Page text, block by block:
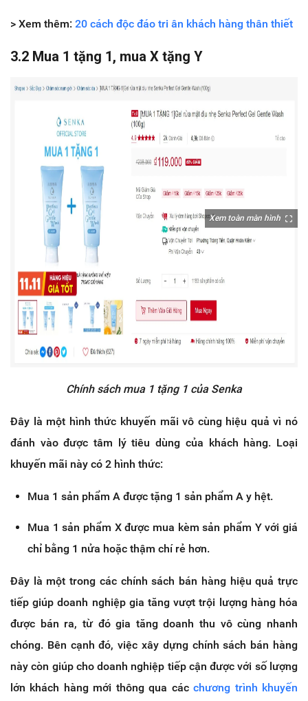
> Xem thêm: 20 cách độc đáo tri ân khách hàng thân thiết
3.2 Mua 1 tặng 1, mua X tặng Y
Xem toàn màn hình
Chính sách mua 1 tặng 1 của Senka
Đây là một hình thức khuyến mãi vô cùng hiệu quả vì nó
đánh vào được tâm lý tiêu dùng của khách hàng. Loại
khuyến mãi này có 2 hình thức:
Mua 1 sản phẩm A được tặng 1 sản phẩm A y hệt.
Mua 1 sản phẩm X được mua kèm sản phẩm Y với giá
chỉ bằng 1 nửa hoặc thậm chí rẻ hơn.
Đây là một trong các chính sách bán hàng hiệu quả trực
tiếp giúp doanh nghiệp gia tăng vượt trội lượng hàng hóa
được bán ra, từ đó gia tăng doanh thu vô cùng nhanh
chóng. Bên cạnh đó, việc xây dựng chính sách bán hàng
này còn giúp cho doanh nghiệp tiếp cận được với số lượng
lớn khách hàng mới thông qua cácchương trình khuyến